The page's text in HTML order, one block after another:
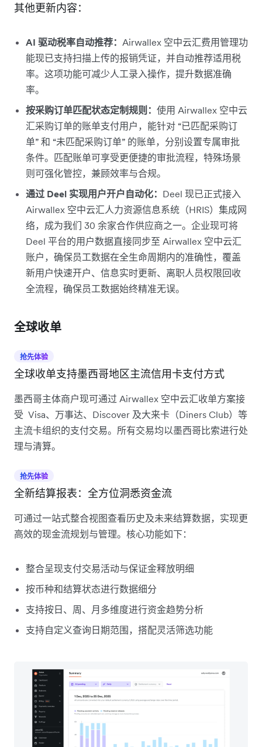
其他更新内容：
AI 驱动税率自动推荐： Airwallex 空中云汇费用管理功
能现已支持扫描上传的报销凭证，并自动推荐适用税
率。这项功能可减少人工录入操作，提升数据准确
率。
按采购订单匹配状态定制规则： 使用 Airwallex 空中云
汇采购订单的账单支付用户，能针对 “已匹配采购订
单” 和 “未匹配采购订单” 的账单，分别设置专属审批
条件。匹配账单可享受更便捷的审批流程，特殊场景
则可强化管控，兼顾效率与合规。
通过 Deel 实现用户开户自动化： Deel 现已正式接入
Airwallex 空中云汇人力资源信息系统（HRIS）集成网
络，成为我们 30 余家合作供应商之一。企业现可将
Deel 平台的用户数据直接同步至 Airwallex 空中云汇
账户，确保员工数据在全生命周期内的准确性，覆盖
新用户快速开户、信息实时更新、离职人员权限回收
全流程，确保员工数据始终精准无误。
全球收单
抢先体验
全球收单支持墨西哥地区主流信用卡支付方式
墨西哥主体商户现可通过 Airwallex 空中云汇收单方案接
受 Visa、万事达、Discover 及大来卡（Diners Club）等
主流卡组织的支付交易。所有交易均以墨西哥比索进行处
理与清算。
抢先体验
全新结算报表：全方位洞悉资金流
可通过一站式整合视图查看历史及未来结算数据，实现更
高效的现金流规划与管理。核心功能如下：
整合呈现支付交易活动与保证金释放明细
按币种和结算状态进行数据细分
支持按日、周、月多维度进行资金趋势分析
支持自定义查询日期范围，搭配灵活筛选功能